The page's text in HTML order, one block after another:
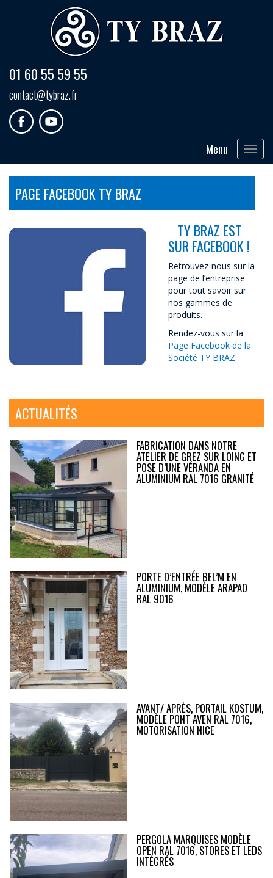
01 60 55 59 55
contact@tybraz.fr
Toggle
Menu
PAGE FACEBOOK TY BRAZ
TY BRAZ EST
SUR FACEBOOK !
Retrouvez-nous sur la
page de l’entreprise
pour tout savoir sur
nos gammes de
produits.
Rendez-vous sur la
Page Facebook de la
Société TY BRAZ
ACTUALITÉS
FABRICATION DANS NOTRE
ATELIER DE GREZ SUR LOING ET
POSE D’UNE VÉRANDA EN
ALUMINIUM RAL 7016 GRANITÉ
PORTE D’ENTRÉE BEL’M EN
ALUMINIUM, MODÈLE ARAPAO
RAL 9016
AVANT/ APRÈS, PORTAIL KOSTUM,
MODÈLE PONT AVEN RAL 7016,
MOTORISATION NICE
PERGOLA MARQUISES MODÈLE
OPEN RAL 7016, STORES ET LEDS
INTÉGRÉS